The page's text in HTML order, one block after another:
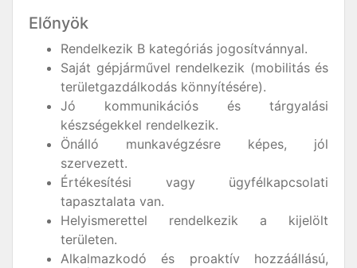
Előnyök
Rendelkezik B kategóriás jogosítvánnyal.
Saját gépjárművel rendelkezik (mobilitás és
területgazdálkodás könnyítésére).
Jó kommunikációs és tárgyalási
készségekkel rendelkezik.
Önálló munkavégzésre képes, jól
szervezett.
Értékesítési vagy ügyfélkapcsolati
tapasztalata van.
Helyismerettel rendelkezik a kijelölt
területen.
Alkalmazkodó és proaktív hozzáállású,